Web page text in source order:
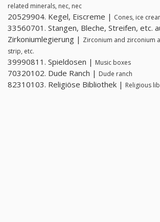
related minerals, nec, nec
20529904. Kegel, Eiscreme | Cones, ice
33560701. Stangen, Bleche, Streifen, etc.
Zirkoniumlegierung | Zirconium and zirconium
strip, etc.
39990811. Spieldosen | Music boxes
70320102. Dude Ranch | Dude ranch
82310103. Religiöse Bibliothek | Religious